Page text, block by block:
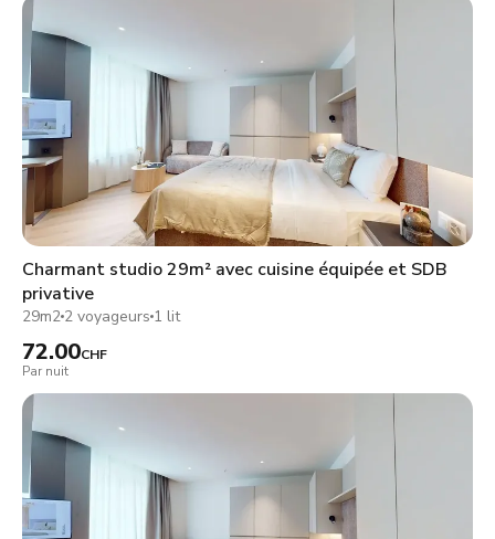
Charmant studio 29m² avec cuisine équipée et SDB
privative
29m2 2 voyageurs 1 lit
72.00CHF
Par nuit